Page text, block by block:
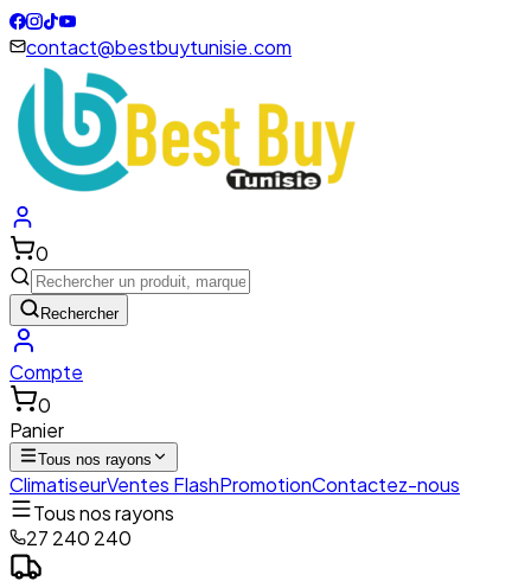
contact@bestbuytunisie.com
0
Rechercher
Compte
0
Panier
Tous nos rayons
ClimatiseurVentes FlashPromotionContactez-nous
Tous nos rayons
27 240 240